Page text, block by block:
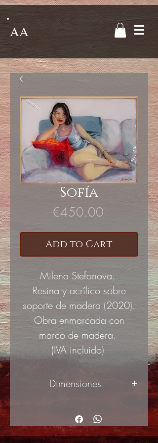
AA
Sofía
€450.00Price
Add to Cart
Milena Stefanova.
Resina y acrílico sobre
soporte de madera (2020).
Obra enmarcada con
marco de madera.
(IVA incluido)
Dimensiones